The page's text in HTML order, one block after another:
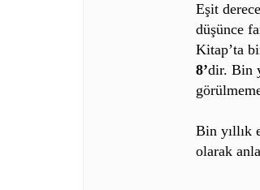
Eşit
düşünce
Kitap’ta
8’dir. Bin
Bin yıllık
olarak